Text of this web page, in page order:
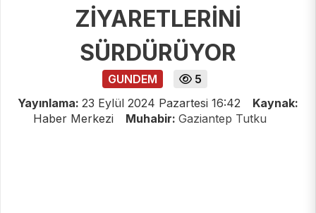
ZİYARETLERİNİ
SÜRDÜRÜYOR
GUNDEM
5
Yayınlama: 23 Eylül 2024 Pazartesi 16:42
Kaynak:
Haber Merkezi
Muhabir: Gaziantep Tutku